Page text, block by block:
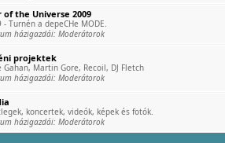
of the Universe 2009
- Turnén a depeCHe MODE.
házigazdái: Moderátorok
projektek
Gahan, Martin Gore, Recoil, DJ Fletch
házigazdái: Moderátorok
koncertek, videók, képek és fotók.
házigazdái: Moderátorok